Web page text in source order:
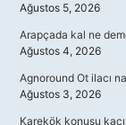
Ağustos 5, 2026
Arapçada kal ne
Ağustos 4, 2026
Agnoround Ot ilacı
Ağustos 3, 2026
Karekök konusu